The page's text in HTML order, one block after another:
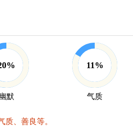
默
11%
气质
、善良等。